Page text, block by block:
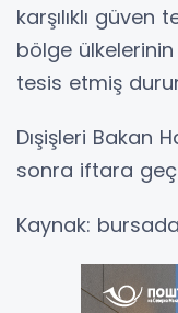
karşılıklı
bölge
tesis etmiş
Dışişleri Bakan
sonra iftara
Kaynak: